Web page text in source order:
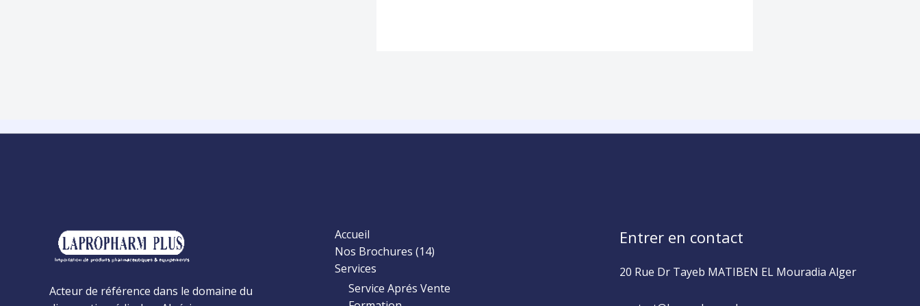
Acteur de référence dans le domaine du
Accueil
Nos Brochures (14)
Services
Service Aprés Vente
Entrer en contact
20 Rue Dr Tayeb MATIBEN EL Mouradia Alger